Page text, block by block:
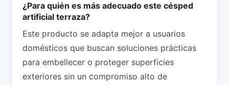
¿Para quién es más adecuado este césped
artificial terraza?
Este producto se adapta mejor a usuarios
domésticos que buscan soluciones prácticas
para embellecer o proteger superficies
exteriores sin un compromiso alto de